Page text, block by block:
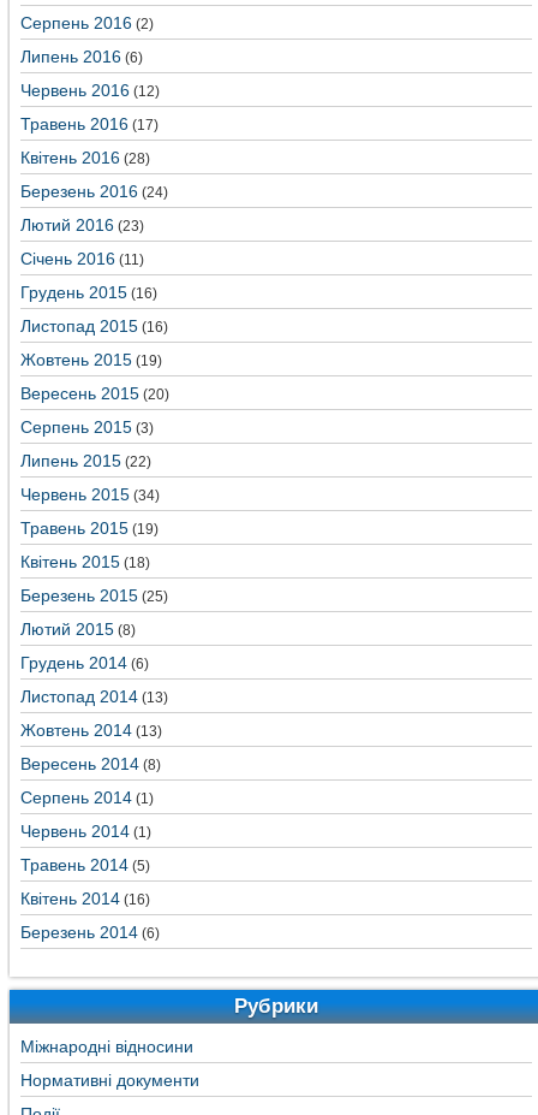
Серпень 2016 (2)
Липень 2016 (6)
Червень 2016 (12)
Травень 2016 (17)
Квітень 2016 (28)
Березень 2016 (24)
Лютий 2016 (23)
Січень 2016 (11)
Грудень 2015 (16)
Листопад 2015 (16)
Жовтень 2015 (19)
Вересень 2015 (20)
Серпень 2015 (3)
Липень 2015 (22)
Червень 2015 (34)
Травень 2015 (19)
Квітень 2015 (18)
Березень 2015 (25)
Лютий 2015 (8)
Грудень 2014 (6)
Листопад 2014 (13)
Жовтень 2014 (13)
Вересень 2014 (8)
Серпень 2014 (1)
Червень 2014 (1)
Травень 2014 (5)
Квітень 2014 (16)
Березень 2014 (6)
Рубрики
Міжнародні відносини
Нормативні документи